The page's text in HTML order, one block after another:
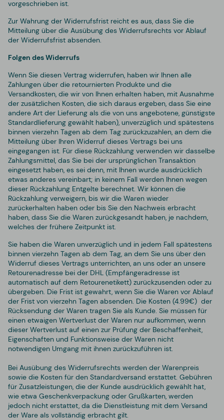
vorgeschrieben ist.
Zur Wahrung der Widerrufsfrist reicht es aus, dass Sie die
Mitteilung über die Ausübung des Widerrufsrechts vor Ablauf
der Widerrufsfrist absenden.
Folgen des Widerrufs
Wenn Sie diesen Vertrag widerrufen, haben wir Ihnen alle
Zahlungen über die retournierten Produkte und die
Versandkosten, die wir von Ihnen erhalten haben, mit Ausnahme
der zusätzlichen Kosten, die sich daraus ergeben, dass Sie eine
andere Art der Lieferung als die von uns angebotene, günstigste
Standardlieferung gewählt haben), unverzüglich und spätestens
binnen vierzehn Tagen ab dem Tag zurückzuzahlen, an dem die
Mitteilung über Ihren Widerruf dieses Vertrags bei uns
eingegangen ist. Für diese Rückzahlung verwenden wir dasselbe
Zahlungsmittel, das Sie bei der ursprünglichen Transaktion
eingesetzt haben, es sei denn, mit Ihnen wurde ausdrücklich
etwas anderes vereinbart; in keinem Fall werden Ihnen wegen
dieser Rückzahlung Entgelte berechnet. Wir können die
Rückzahlung verweigern, bis wir die Waren wieder
zurückerhalten haben oder bis Sie den Nachweis erbracht
haben, dass Sie die Waren zurückgesandt haben, je nachdem,
welches der frühere Zeitpunkt ist.
Sie haben die Waren unverzüglich und in jedem Fall spätestens
binnen vierzehn Tagen ab dem Tag, an dem Sie uns über den
Widerruf dieses Vertrags unterrichten, an uns oder an unsere
Retourenadresse bei der DHL (Empfängeradresse ist
automatisch auf dem Retourenetikett) zurückzusenden oder zu
übergeben. Die Frist ist gewahrt, wenn Sie die Waren vor Ablauf
der Frist von vierzehn Tagen absenden. Die Kosten (4.99€) der
Rücksendung der Waren tragen Sie als Kunde. Sie müssen für
einen etwaigen Wertverlust der Waren nur aufkommen, wenn
dieser Wertverlust auf einen zur Prüfung der Beschaffenheit,
Eigenschaften und Funktionsweise der Waren nicht
notwendigen Umgang mit ihnen zurückzuführen ist.
Bei Ausübung des Widerrufsrechts werden der Warenpreis
sowie die Kosten für den Standardversand erstattet. Gebühren
für Zusatzleistungen, die der Kunde ausdrücklich gewählt hat,
wie etwa Geschenkverpackung oder Grußkarten, werden
jedoch nicht erstattet, da die Dienstleistung mit dem Versand
der Ware als vollständig erbracht gilt.